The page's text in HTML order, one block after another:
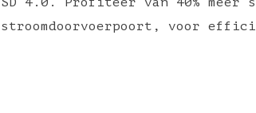
stroomdoorvoerpoort, voor